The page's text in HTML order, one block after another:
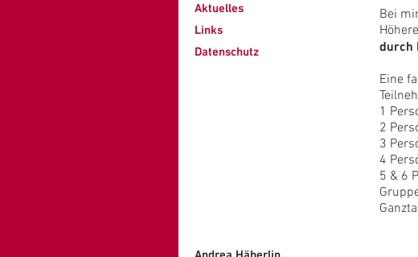
Aktuelles
Links
Datenschutz
Bei
durch
Eine
1
2
3
4
5 & 6
Andrea Häberlin